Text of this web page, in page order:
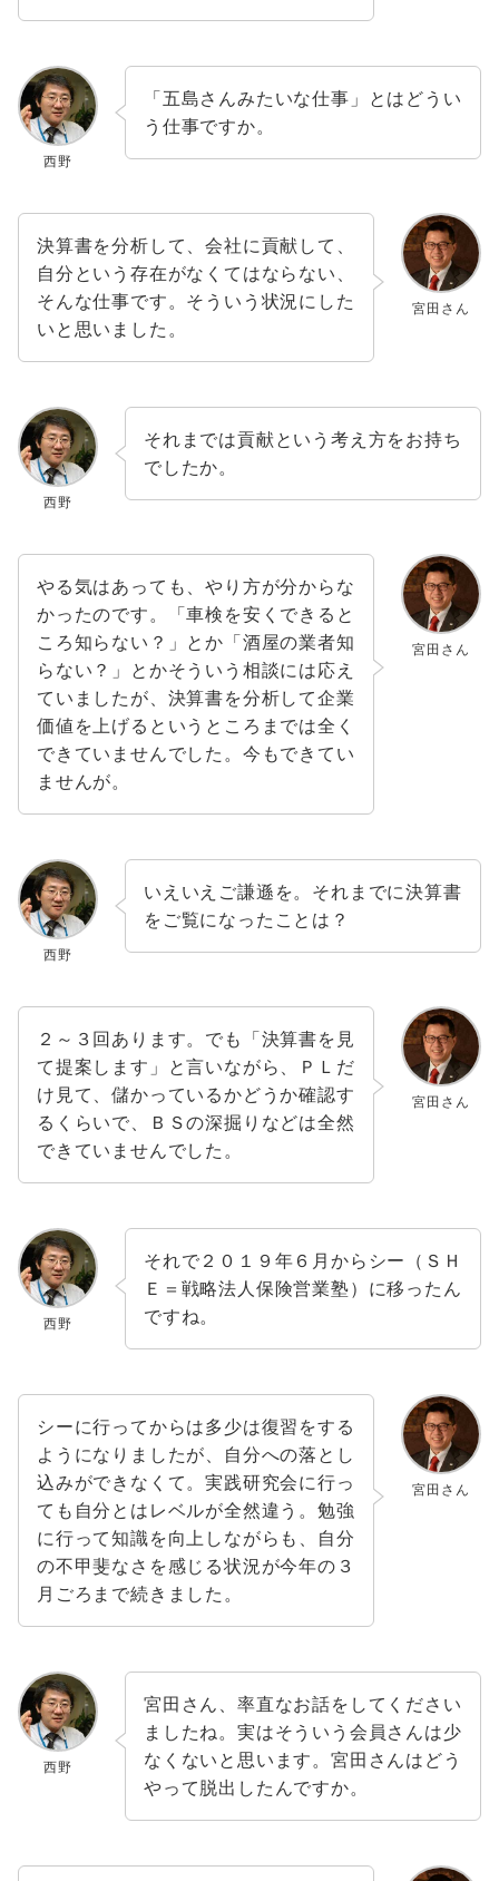
西野
「五島さんみたいな仕事」とはどうい
う仕事ですか。
宮田さん
決算書を分析して、会社に貢献して、
自分という存在がなくてはならない、
そんな仕事です。そういう状況にした
いと思いました。
西野
それまでは貢献という考え方をお持ち
でしたか。
宮田さん
やる気はあっても、やり方が分からな
かったのです。「車検を安くできると
ころ知らない？」とか「酒屋の業者知
らない？」とかそういう相談には応え
ていましたが、決算書を分析して企業
価値を上げるというところまでは全く
できていませんでした。今もできてい
ませんが。
西野
いえいえご謙遜を。それまでに決算書
をご覧になったことは？
宮田さん
２～３回あります。でも「決算書を見
て提案します」と言いながら、ＰＬだ
け見て、儲かっているかどうか確認す
るくらいで、ＢＳの深掘りなどは全然
できていませんでした。
西野
それで２０１９年６月からシー（ＳＨ
Ｅ＝戦略法人保険営業塾）に移ったん
ですね。
宮田さん
シーに行ってからは多少は復習をする
ようになりましたが、自分への落とし
込みができなくて。実践研究会に行っ
ても自分とはレベルが全然違う。勉強
に行って知識を向上しながらも、自分
の不甲斐なさを感じる状況が今年の３
月ごろまで続きました。
西野
宮田さん、率直なお話をしてください
ましたね。実はそういう会員さんは少
なくないと思います。宮田さんはどう
やって脱出したんですか。